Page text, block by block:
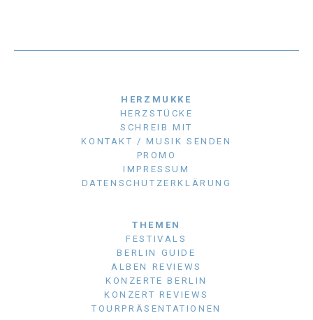
HERZMUKKE
HERZSTÜCKE
SCHREIB MIT
KONTAKT / MUSIK SENDEN
PROMO
IMPRESSUM
DATENSCHUTZERKLÄRUNG
THEMEN
FESTIVALS
BERLIN GUIDE
ALBEN REVIEWS
KONZERTE BERLIN
KONZERT REVIEWS
TOURPRÄSENTATIONEN